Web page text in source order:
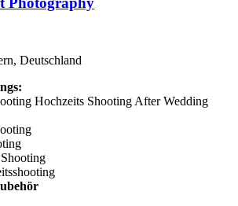
Deutschland
Hochzeits Shooting After Wedding